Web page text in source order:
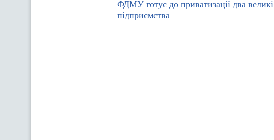
ФДМУ готує до приватизації два великі
підприємства